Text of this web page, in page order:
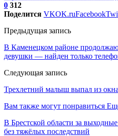
0 312
Поделится VKOK.ruFacebook
Предыдущая запись
В Каменецком районе
девушки — найден только
Следующая запись
Трехлетний малыш выпал из
Вам также могут понравиться
В Брестской области за
без тяжёлых последствий